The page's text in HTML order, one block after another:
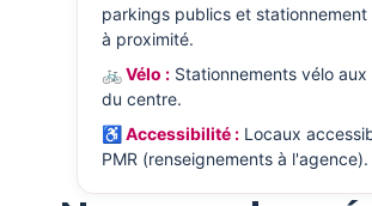
parkings publics et stationnement
à proximité.
🚲 Vélo :Stationnements vélo aux
du centre.
♿ Accessibilité :Locaux
PMR (renseignements à l'agence).